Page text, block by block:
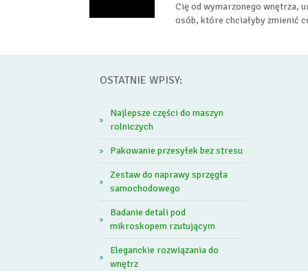
Cię od wymarzonego wnętrza,
osób, które chciałyby zmienić
OSTATNIE WPISY:
Najlepsze części do maszyn
rolniczych
Pakowanie przesyłek bez stresu
Zestaw do naprawy sprzęgła
samochodowego
Badanie detali pod
mikroskopem rzutującym
Eleganckie rozwiązania do
wnętrz